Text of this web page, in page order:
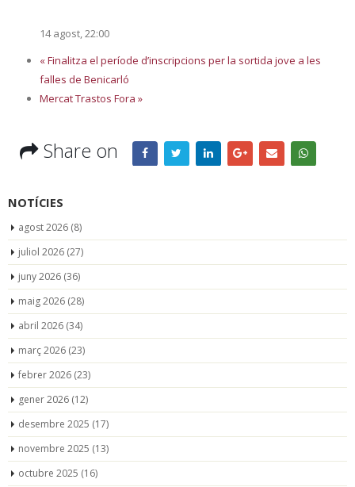
14 agost, 22:00
«Finalitza el període d’inscripcions per la sortida jove a les
falles de Benicarló
Mercat Trastos Fora »
Share on
NOTÍCIES
agost 2026 (8)
juliol 2026 (27)
juny 2026 (36)
maig 2026 (28)
abril 2026 (34)
març 2026 (23)
febrer 2026 (23)
gener 2026 (12)
desembre 2025 (17)
novembre 2025 (13)
octubre 2025 (16)